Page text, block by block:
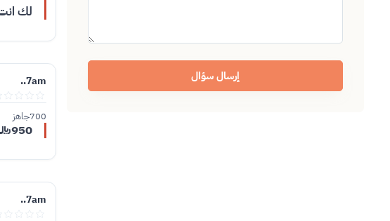
إرسال سؤال
لك انت
7am..
700جاهز
950﷼
7am..